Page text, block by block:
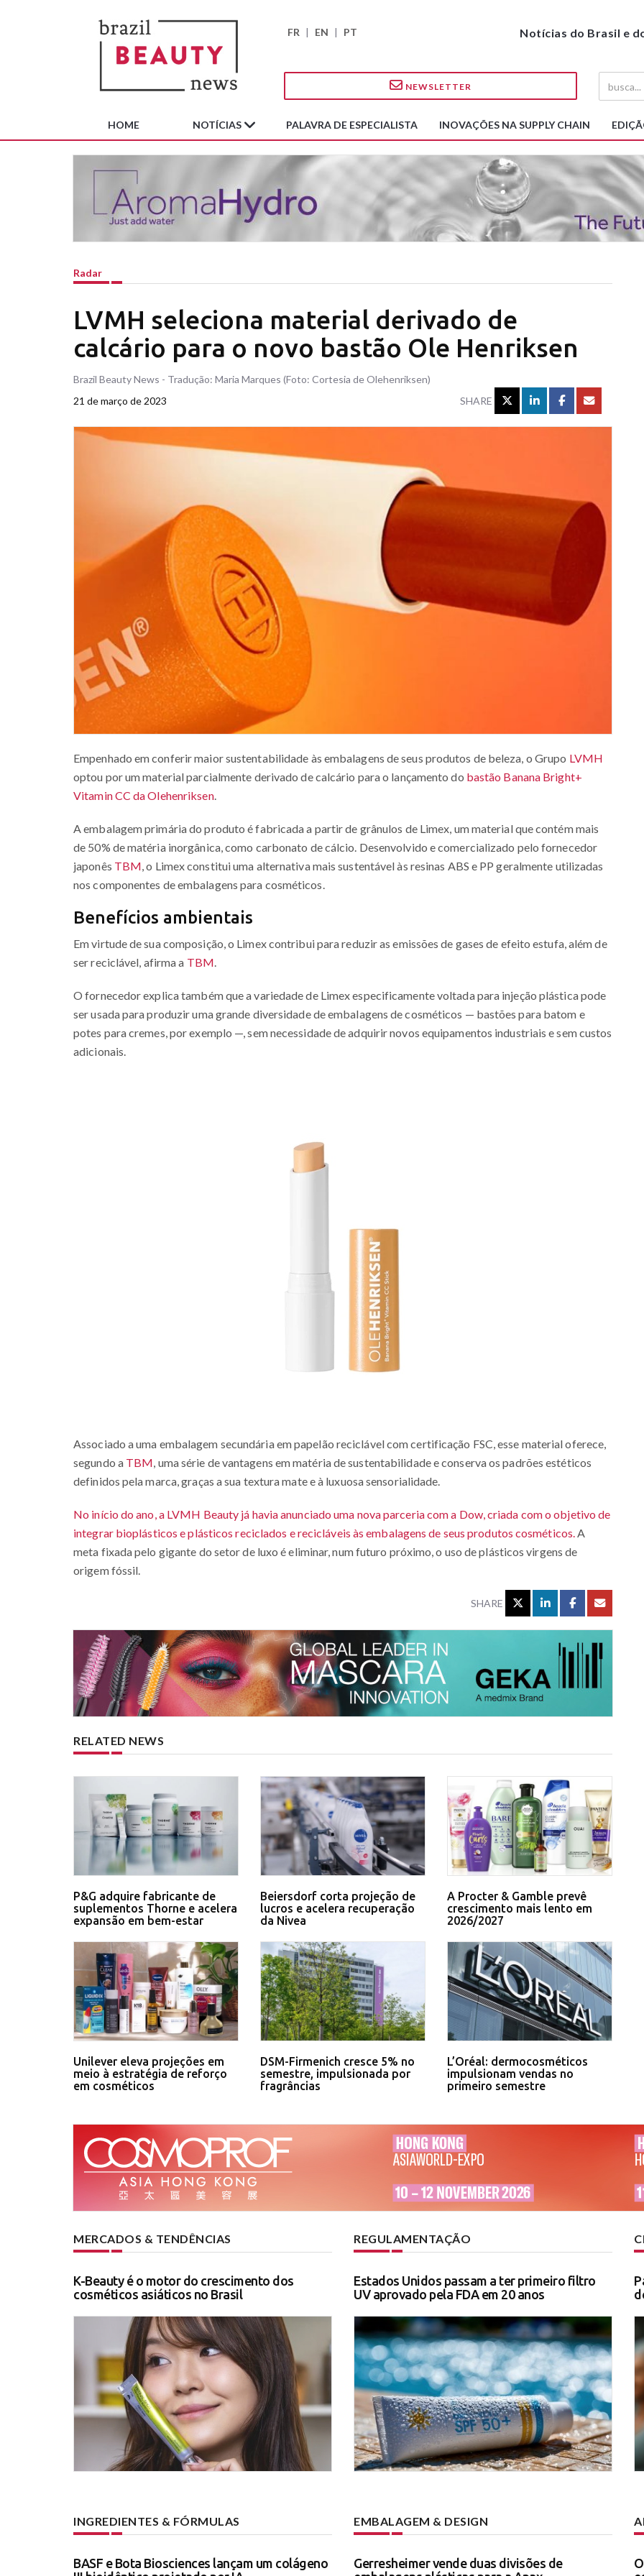
FR | EN | PT Notícias do Brasil e
NEWSLETTER
HOME NOTÍCIAS PALAVRA DE ESPECIALISTA INOVAÇÕES NA SUPPLY CHAIN
Radar
LVMH seleciona material derivado de
calcário para o novo bastão Ole Henriksen
Brazil Beauty News - Tradução: Maria Marques (Foto: Cortesia de Olehenriksen)
21 de março de 2023
SHARE
Empenhado em conferir maior sustentabilidade às embalagens de seus produtos de beleza, o Grupo LVMH
optou por um material parcialmente derivado de calcário para o lançamento do bastão Banana Bright+
Vitamin CC da Olehenriksen.
A embalagem primária do produto é fabricada a partir de grânulos de Limex, um material que contém mais
de 50% de matéria inorgânica, como carbonato de cálcio. Desenvolvido e comercializado pelo fornecedor
japonês TBM, o Limex constitui uma alternativa mais sustentável às resinas ABS e PP geralmente utilizadas
nos componentes de embalagens para cosméticos.
Benefícios ambientais
Em virtude de sua composição, o Limex contribui para reduzir as emissões de gases de efeito estufa, além de
ser reciclável, afirma a TBM.
O fornecedor explica também que a variedade de Limex especificamente voltada para injeção plástica pode
ser usada para produzir uma grande diversidade de embalagens de cosméticos — bastões para batom e
potes para cremes, por exemplo —, sem necessidade de adquirir novos equipamentos industriais e sem custos
adicionais.
Associado a uma embalagem secundária em papelão reciclável com certificação FSC, esse material oferece,
segundo a TBM, uma série de vantagens em matéria de sustentabilidade e conserva os padrões estéticos
definidos pela marca, graças a sua textura mate e à luxuosa sensorialidade.
No início do ano, a LVMH Beauty já havia anunciado uma nova parceria com a Dow, criada com o objetivo de
integrar bioplásticos e plásticos reciclados e recicláveis às embalagens de seus produtos cosméticos.A
meta fixada pelo gigante do setor de luxo é eliminar, num futuro próximo, o uso de plásticos virgens de
origem fóssil.
SHARE
RELATED NEWS
P&G adquire fabricante de
suplementos Thorne e acelera
expansão em bem-estar
Beiersdorf corta projeção de
lucros e acelera recuperação
da Nivea
A Procter & Gamble prevê
crescimento mais lento em
2026/2027
Unilever eleva projeções em
meio à estratégia de reforço
em cosméticos
DSM-Firmenich cresce 5% no
semestre, impulsionada por
fragrâncias
L’Oréal: dermocosméticos
impulsionam vendas no
primeiro semestre
MERCADOS & TENDÊNCIAS
K-Beauty é o motor do crescimento dos
cosméticos asiáticos no Brasil
REGULAMENTAÇÃO
Estados Unidos passam a ter primeiro filtro
UV aprovado pela FDA em 20 anos
INGREDIENTES & FÓRMULAS
BASF e Bota Biosciences lançam um colágeno
EMBALAGEM & DESIGN
Gerresheimer vende duas divisões de